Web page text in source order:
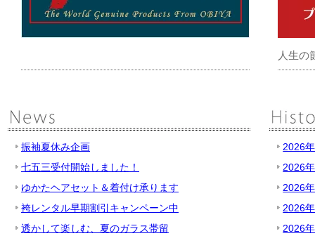
人生の
振袖夏休み企画
七五三受付開始しました！
ゆかたヘアセット＆着付け承ります
袴レンタル早期割引キャンペーン中
透かして楽しむ、夏のガラス帯留
2026
2026
2026
2026
2026